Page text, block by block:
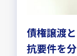
債権譲渡
抗要件を